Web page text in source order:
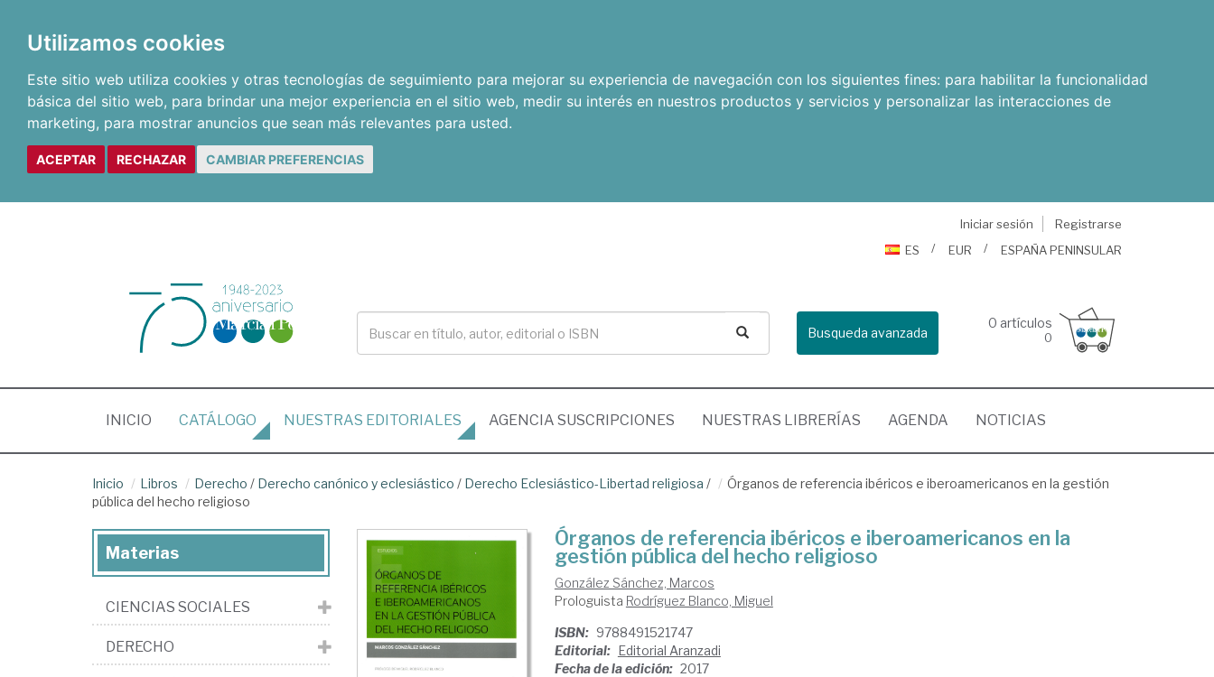
Utilizamos cookies
Este sitio web utiliza cookies y otras tecnologías de seguimiento para mejorar su experiencia de navegación con los siguientes fines: para habilitar la funcionalidad
básica del sitio web, para brindar una mejor experiencia en el sitio web, medir su interés en nuestros productos y servicios y personalizar las interacciones de
marketing, para mostrar anuncios que sean más relevantes para usted.
ACEPTAR RECHAZAR CAMBIAR PREFERENCIAS
Iniciar sesión
Registrarse
ES
EUR ESPAÑA PENINSULAR
Busqueda avanzada
0 artículos
0
INICIO (CURRENT)
CATÁLOGO NUESTRAS EDITORIALES AGENCIA SUSCRIPCIONES NUESTRAS LIBRERÍAS AGENDA NOTICIAS
Inicio Libros Derecho / Derecho canónico y eclesiástico / Derecho Eclesiástico-Libertad religiosa /
Órganos de referencia ibéricos e iberoamericanos en la gestión
pública del hecho religioso
Órganos de referencia ibéricos e iberoamericanos en la
gestión pública del hecho religioso
González Sánchez, Marcos
Prologuista Rodríguez Blanco, Miguel
ISBN: 9788491521747
Editorial: Editorial Aranzadi
Fecha de la edición: 2017
Materias
CIENCIAS SOCIALES
DERECHO